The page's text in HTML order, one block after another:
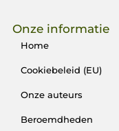
Onze informatie
Home
Cookiebeleid (EU)
Onze auteurs
Beroemdheden